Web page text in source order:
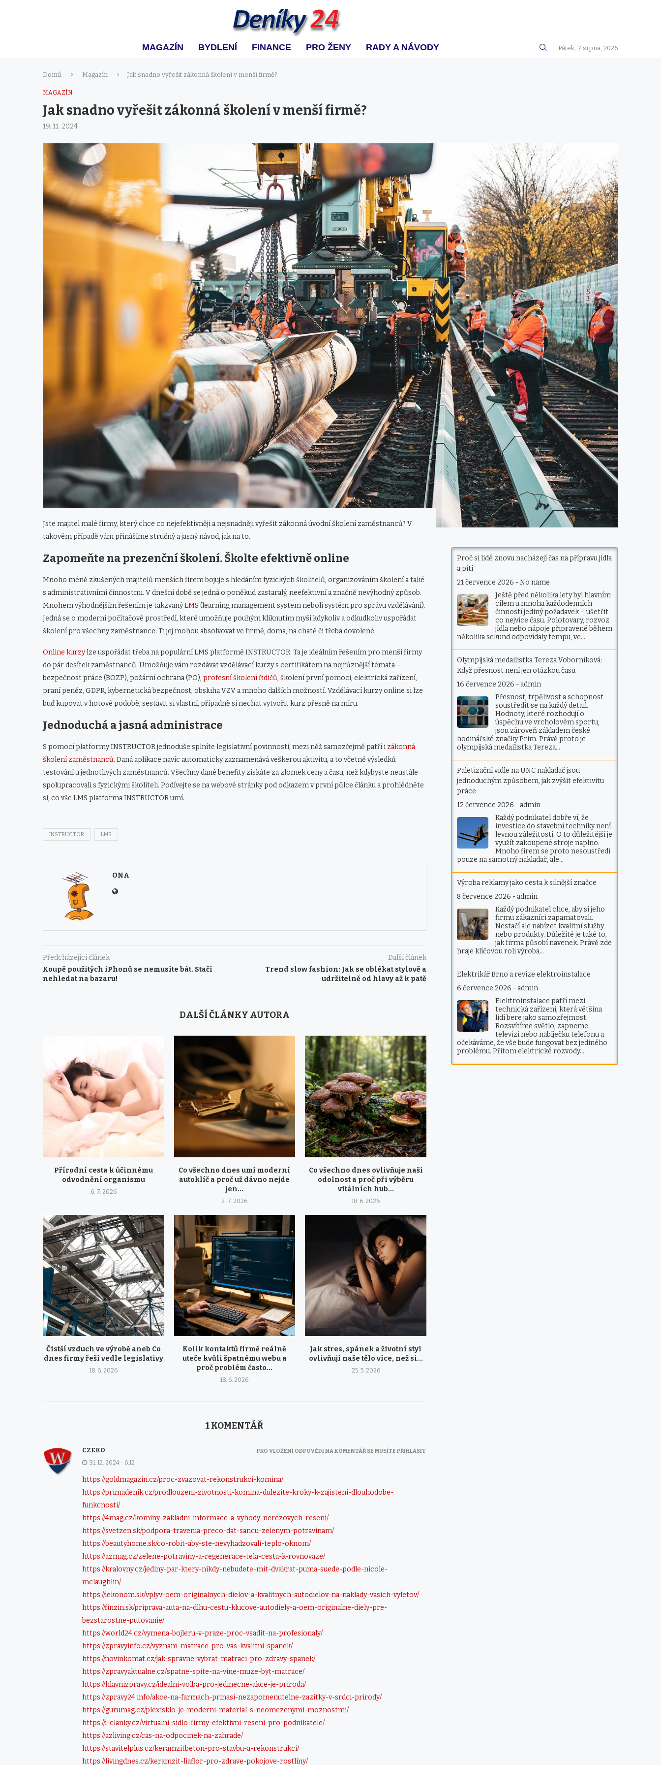
MAGAZÍN BYDLENÍ FINANCE PRO ŽENY RADY A NÁVODY Pátek, 7 srpna, 2026
Domů Magazín Jak snadno vyřešit zákonná školení v menší firmě?
MAGAZÍN
Jak snadno vyřešit zákonná školení v menší firmě?
19. 11. 2024
Jste majitel malé firmy, který chce co nejefektivněji a nejsnadněji vyřešit zákonná úvodní školení zaměstnanců? V
takovém případě vám přinášíme stručný a jasný návod, jak na to.
Zapomeňte na prezenční školení. Školte efektivně online
Mnoho méně zkušených majitelů menších firem bojuje s hledáním fyzických školitelů, organizováním školení a také
s administrativními činnostmi. V dnešní době se jedná o poněkud zastaralý, neefektivní a značně nevýhodný způsob.
Mnohem výhodnějším řešením je takzvanýLMS (learning management system neboli systém pro správu vzdělávání).
Jedná se o moderní počítačové prostředí, které umožňuje pouhým kliknutím myši kdykoliv a odkudkoliv uspořádat
školení pro všechny zaměstnance. Ti jej mohou absolvovat ve firmě, doma, na chatě či třeba dovolené.
Online kurzylze uspořádat třeba na populární LMS platformě INSTRUCTOR. Ta je ideálním řešením pro menší firmy
do pár desítek zaměstnanců. Umožňuje vám rozdávat vzdělávací kurzy s certifikátem na nejrůznější témata –
bezpečnost práce (BOZP), požární ochrana (PO), profesní školení řidičů, školení první pomoci, elektrická zařízení,
praní peněz, GDPR, kybernetická bezpečnost, obsluha VZV a mnoho dalších možností. Vzdělávací kurzy online si lze
buď kupovat v hotové podobě, sestavit si vlastní, případně si nechat vytvořit kurz přesně na míru.
Jednoduchá a jasná administrace
S pomocí platformy INSTRUCTOR jednoduše splníte legislativní povinnosti, mezi něž samozřejmě patří i zákonná
školení zaměstnanců. Daná aplikace navíc automaticky zaznamenává veškerou aktivitu, a to včetně výsledků
testování u jednotlivých zaměstnanců. Všechny dané benefity získáte za zlomek ceny a času, než kdybyste neustále
spolupracovali s fyzickými školiteli. Podívejte se na webové stránky pod odkazem v první půlce článku a prohlédněte
si, co vše LMS platforma INSTRUCTOR umí.
INSTRUCTOR LMS
ONA
Předcházející článek
Koupě použitých iPhonů se nemusíte bát. Stačí
nehledat na bazaru!
Další článek
Trend slow fashion: Jak se oblékat stylově a
udržitelně od hlavy až k patě
DALŠÍ ČLÁNKY AUTORA
Přírodní cesta k účinnému
odvodnění organismu
6. 7. 2026
Co všechno dnes umí moderní
autoklíč a proč už dávno nejde
jen...
2. 7. 2026
Co všechno dnes ovlivňuje naši
odolnost a proč při výběru
vitálních hub...
18. 6. 2026
Čistší vzduch ve výrobě aneb Co
dnes firmy řeší vedle legislativy
18. 6. 2026
Kolik kontaktů firmě reálně
uteče kvůli špatnému webu a
proč problém často...
18. 6. 2026
Jak stres, spánek a životní styl
ovlivňují naše tělo více, než si...
25. 5. 2026
1 KOMENTÁŘ
CZEKO
31. 12. 2024 - 6:12
https://goldmagazin.cz/proc-zvazovat-rekonstrukci-komina/
https://primadenik.cz/prodlouzeni-zivotnosti-komina-dulezite-kroky-k-zajisteni-dlouhodobe-
funkcnosti/
https://4mag.cz/kominy-zakladni-informace-a-vyhody-nerezovych-reseni/
https://svetzen.sk/podpora-travenia-preco-dat-sancu-zelenym-potravinam/
https://beautyhome.sk/co-robit-aby-ste-nevyhadzovali-teplo-oknom/
https://azmag.cz/zelene-potraviny-a-regenerace-tela-cesta-k-rovnovaze/
https://kralovny.cz/jediny-par-ktery-nikdy-nebudete-mit-dvakrat-puma-suede-podle-nicole-
mclaughlin/
https://iekonom.sk/vplyv-oem-originalnych-dielov-a-kvalitnych-autodielov-na-naklady-vasich-vyletov/
https://finzin.sk/priprava-auta-na-dlhu-cestu-klucove-autodiely-a-oem-originalne-diely-pre-
bezstarostne-putovanie/
https://world24.cz/vymena-bojleru-v-praze-proc-vsadit-na-profesionaly/
https://zpravyinfo.cz/vyznam-matrace-pro-vas-kvalitni-spanek/
https://novinkomat.cz/jak-spravne-vybrat-matraci-pro-zdravy-spanek/
https://zpravyaktualne.cz/spatne-spite-na-vine-muze-byt-matrace/
https://hlavnizpravy.cz/idealni-volba-pro-jedinecne-akce-je-priroda/
https://zpravy24.info/akce-na-farmach-prinasi-nezapomenutelne-zazitky-v-srdci-prirody/
https://gurumag.cz/plexisklo-je-moderni-material-s-neomezenymi-moznostmi/
https://i-clanky.cz/virtualni-sidlo-firmy-efektivni-reseni-pro-podnikatele/
https://azliving.cz/cas-na-odpocinek-na-zahrade/
https://stavitelplus.cz/keramzitbeton-pro-stavbu-a-rekonstrukci/
https://livingdnes.cz/keramzit-liaflor-pro-zdrave-pokojove-rostliny/
PRO VLOŽENÍ ODPOVĚDI NA KOMENTÁŘ SE MUSÍTE PŘIHLÁSIT
Proč si lidé znovu nacházejí čas na přípravu jídla
a pití
21 července 2026 -No name
Ještě před několika lety byl hlavním
cílem u mnoha každodenních
činností jediný požadavek – ušetřit
co nejvíce času. Polotovary, rozvoz
jídla nebo nápoje připravené během
několika sekund odpovídaly tempu, ve…
Olympijská medailistka Tereza Voborníková:
Když přesnost není jen otázkou času
16 července 2026 - admin
Přesnost, trpělivost a schopnost
soustředit se na každý detail.
Hodnoty, které rozhodují o
úspěchu ve vrcholovém sportu,
jsou zároveň základem české
hodinářské značky Prim. Právě proto je
olympijská medailistka Tereza…
Paletizační vidle na UNC nakladač jsou
jednoduchým způsobem, jak zvýšit efektivitu
práce
12 července 2026 - admin
Každý podnikatel dobře ví, že
investice do stavební techniky není
levnou záležitostí. O to důležitější je
využít zakoupené stroje naplno.
Mnoho firem se proto nesoustředí
pouze na samotný nakladač, ale…
Výroba reklamy jako cesta k silnější značce
8 července 2026 - admin
Každý podnikatel chce, aby si jeho
firmu zákazníci zapamatovali.
Nestačí ale nabízet kvalitní služby
nebo produkty. Důležité je také to,
jak firma působí navenek. Právě zde
hraje klíčovou roli výroba…
Elektrikář Brno a revize elektroinstalace
6 července 2026 - admin
Elektroinstalace patří mezi
technická zařízení, která většina
lidí bere jako samozřejmost.
Rozsvítíme světlo, zapneme
televizi nebo nabíječku telefonu a
očekáváme, že vše bude fungovat bez jediného
problému. Přitom elektrické rozvody…